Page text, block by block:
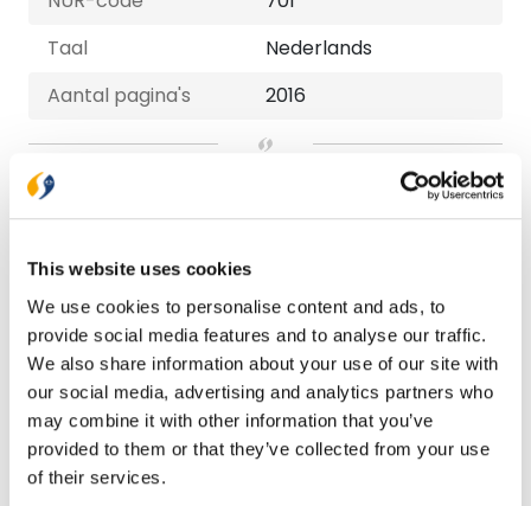
This website uses cookies
We use cookies to personalise content and ads, to
provide social media features and to analyse our traffic.
We also share information about your use of our site with
our social media, advertising and analytics partners who
may combine it with other information that you’ve
provided to them or that they’ve collected from your use
of their services.
Taal
Nederlands
Aantal pagina's
2016
Bezorging binnen 1–2 werkdagen
Bekijk ook eens